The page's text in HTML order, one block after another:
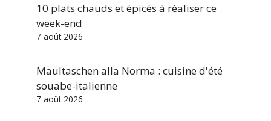
10 plats chauds et épicés à réaliser ce
week-end
7 août 2026
Maultaschen alla Norma : cuisine d'été
souabe-italienne
7 août 2026